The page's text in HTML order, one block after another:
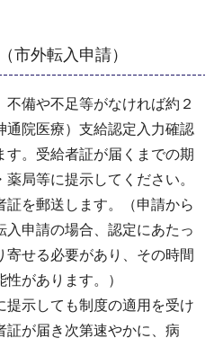
市外転入申請）
備や不足等がなければ約２
通院医療）支給認定入力確認
。受給者証が届くまでの期
局等に提示してください。
を郵送します。（申請から
申請の場合、認定にあたっ
せる必要があり、その時間
があります。）
示しても制度の適用を受け
証が届き次第速やかに、病